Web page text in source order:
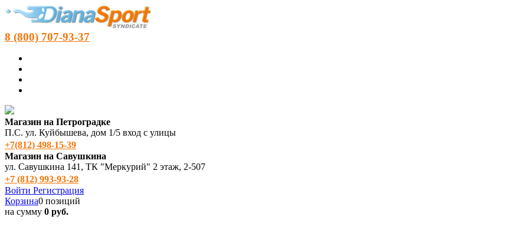
8 (800) 707-93-37
Магазин на Петроградке
П.С. ул. Куйбышева, дом 1/5 вход с улицы
+7(812) 498‑15-39
Магазин на Савушкина
ул. Савушкина 141, ТК "Меркурий" 2 этаж, 2-507
+7 (812) 993-93-28
Войти Регистрация
Корзина0 позиций
на сумму 0 руб.